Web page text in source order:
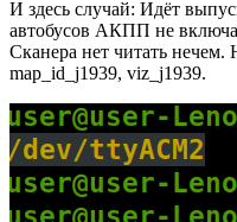
И здесь случай: Идёт
автобусов АКПП не
Сканера нет читать
map_id_j1939, viz_j1939.